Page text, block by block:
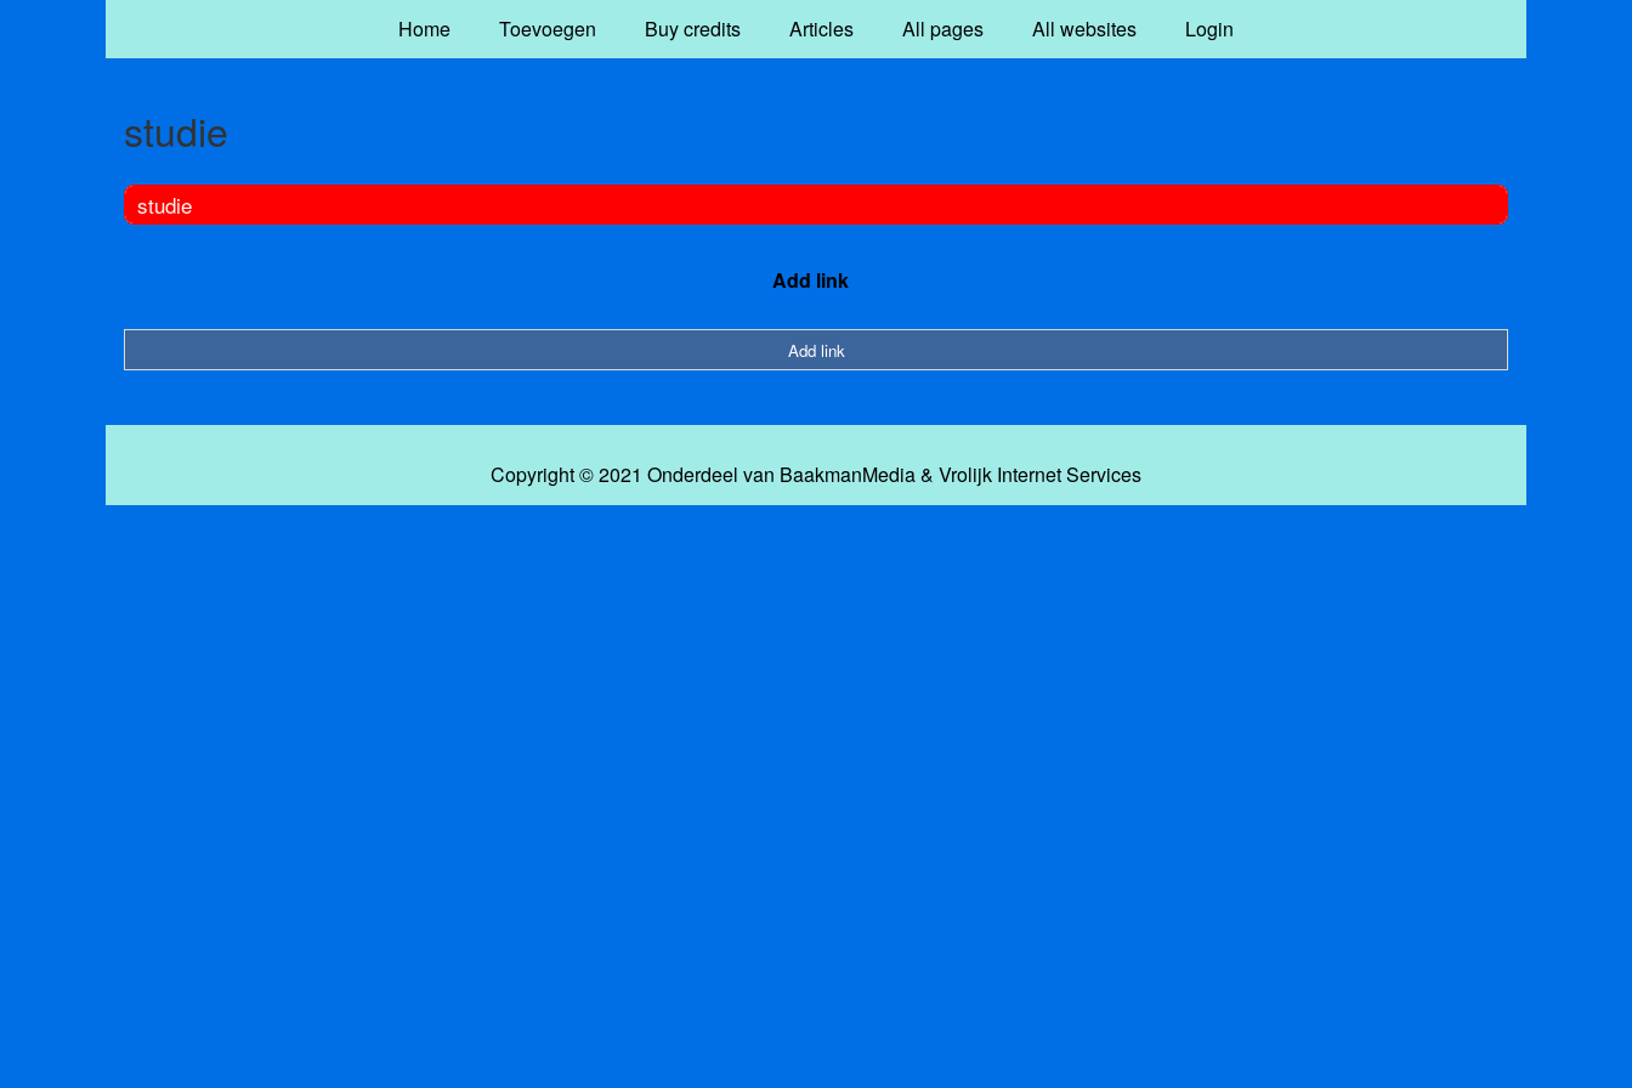
Home Toevoegen Buy credits Articles All pages All websites Login
studie
studie
Add link
Add link
Copyright © 2021 Onderdeel van BaakmanMedia& Vrolijk Internet Services